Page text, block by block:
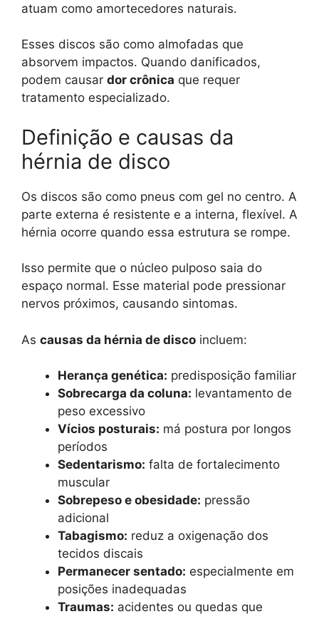
atuam como amortecedores naturais.
Esses discos são como almofadas que
absorvem impactos. Quando danificados,
podem causar dor crônica que requer
tratamento especializado.
Definição e causas da
hérnia de disco
Os discos são como pneus com gel no centro. A
parte externa é resistente e a interna, flexível. A
hérnia ocorre quando essa estrutura se rompe.
Isso permite que o núcleo pulposo saia do
espaço normal. Esse material pode pressionar
nervos próximos, causando sintomas.
As causas da hérnia de disco incluem:
Herança genética: predisposição familiar
Sobrecarga da coluna: levantamento de
peso excessivo
Vícios posturais: má postura por longos
períodos
Sedentarismo: falta de fortalecimento
muscular
Sobrepeso e obesidade: pressão
adicional
Tabagismo: reduz a oxigenação dos
tecidos discais
Permanecer sentado: especialmente em
posições inadequadas
Traumas: acidentes ou quedas que